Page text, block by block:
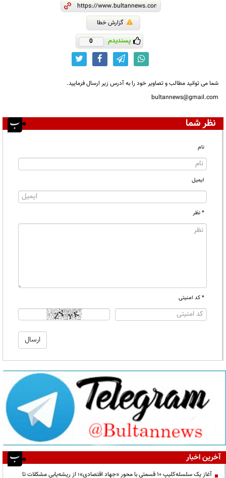
گزارش خطا
پسندیدم 0
شما می توانید مطالب و تصاویر خود را به آدرس زیر ارسال فرمایید.
bultannews@gmail.com
نظر شما
نام
ایمیل
* نظر
* کد امنیتی
آخرین اخبار
آغاز یک سلسله‌کلیپ ۱۰ قسمتی با محور «جهاد اقتصادی»؛ از ریشه‌یابی مشکلات تا